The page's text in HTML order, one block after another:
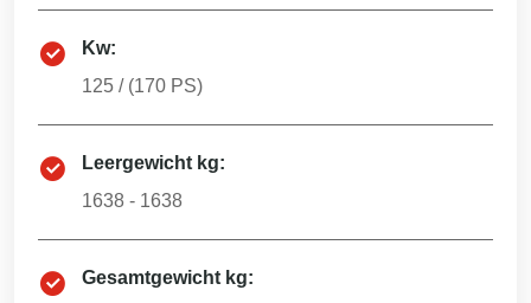
Kw:
125 / (170 PS)
Leergewicht kg:
1638 - 1638
Gesamtgewicht kg: